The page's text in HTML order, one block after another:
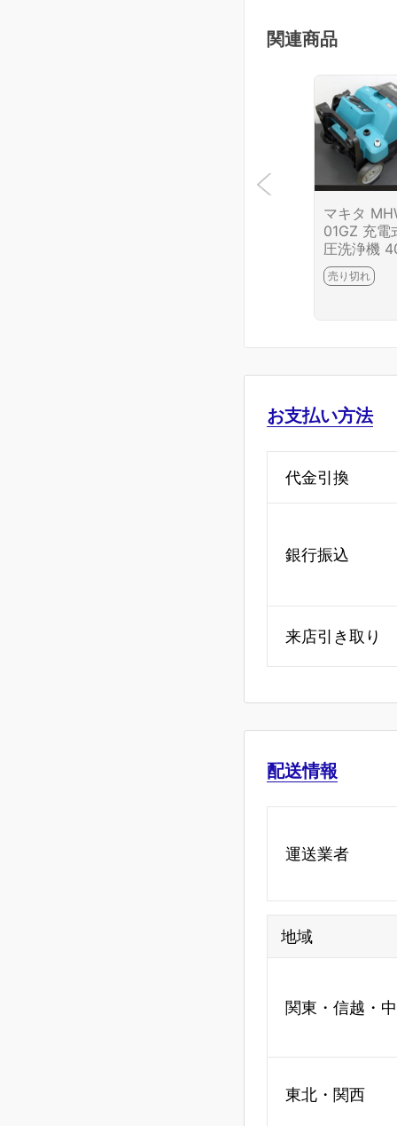
関連商品
マキタ
01GZ 充電
圧洗浄機
max 11.5/
pa(最大/常
付 TL04-
売り切れ
お支払い方法
代金引換
銀行振込
来店引き取り
配送情報
運送業者
地域
関東・信越・
東北・関西